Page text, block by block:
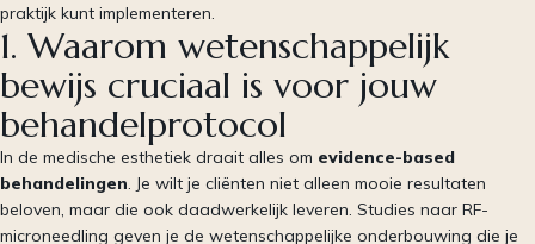
praktijk kunt implementeren.
1. Waarom wetenschappelijk
bewijs cruciaal is voor jouw
behandelprotocol
In de medische esthetiek draait alles om evidence-based
behandelingen . Je wilt je cliënten niet alleen mooie resultaten
beloven, maar die ook daadwerkelijk leveren. Studies naar RF-
microneedling geven je de wetenschappelijke onderbouwing die je